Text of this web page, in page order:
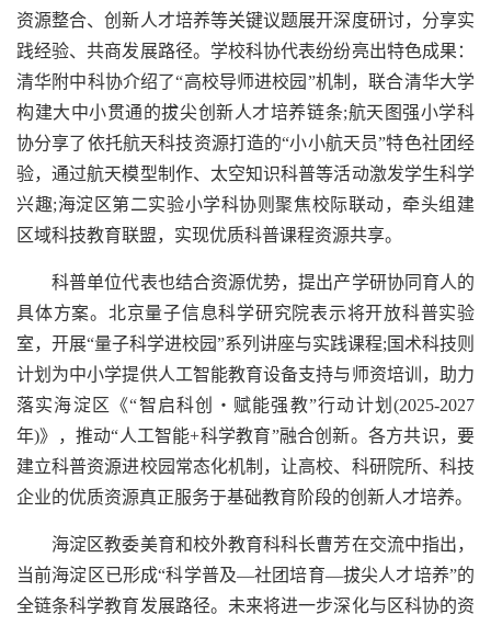
资源整合、创新人才培养等关键议题展开深度研讨，分享实
践经验、共商发展路径。学校科协代表纷纷亮出特色成果：
清华附中科协介绍了“高校导师进校园”机制，联合清华大学
构建大中小贯通的拔尖创新人才培养链条;航天图强小学科
协分享了依托航天科技资源打造的“小小航天员”特色社团经
验，通过航天模型制作、太空知识科普等活动激发学生科学
兴趣;海淀区第二实验小学科协则聚焦校际联动，牵头组建
区域科技教育联盟，实现优质科普课程资源共享。
科普单位代表也结合资源优势，提出产学研协同育人的
具体方案。北京量子信息科学研究院表示将开放科普实验
室，开展“量子科学进校园”系列讲座与实践课程;国术科技则
计划为中小学提供人工智能教育设备支持与师资培训，助力
落实海淀区《“智启科创・赋能强教”行动计划(2025-2027
年)》，推动“人工智能+科学教育”融合创新。各方共识，要
建立科普资源进校园常态化机制，让高校、科研院所、科技
企业的优质资源真正服务于基础教育阶段的创新人才培养。
海淀区教委美育和校外教育科科长曹芳在交流中指出，
当前海淀区已形成“科学普及—社团培育—拔尖人才培养”的
全链条科学教育发展路径。未来将进一步深化与区科协的资